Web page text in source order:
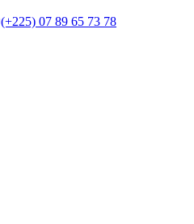
(+225) 07 89 65 73 78